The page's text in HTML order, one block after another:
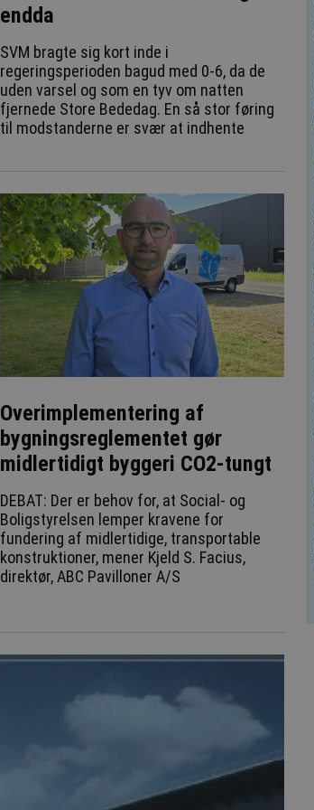
endda
SVM bragte sig kort inde i
regeringsperioden bagud med 0-6, da de
uden varsel og som en tyv om natten
fjernede Store Bededag. En så stor føring
til modstanderne er svær at indhente
Overimplementering af
bygningsreglementet gør
midlertidigt byggeri CO2-tungt
DEBAT: Der er behov for, at Social- og
Boligstyrelsen lemper kravene for
fundering af midlertidige, transportable
konstruktioner, mener Kjeld S. Facius,
direktør, ABC Pavilloner A/S